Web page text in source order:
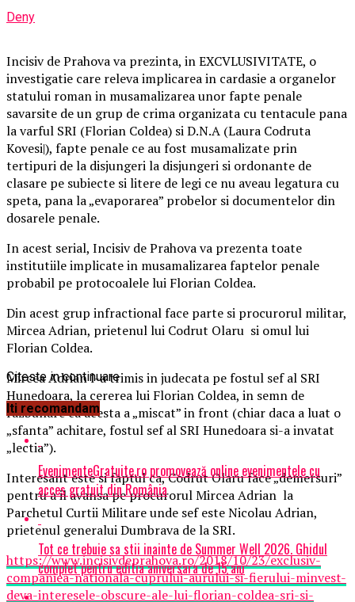
Deny
Incisiv de Prahova va prezinta, in EXCVLUSIVITATE, o
investigatie care releva implicarea in cardasie a organelor
statului roman in musamalizarea unor fapte penale
savarsite de un grup de crima organizata cu tentacule pana
la varful SRI (Florian Coldea) si D.N.A (Laura Codruta
Kovesi|), fapte penale ce au fost musamalizate prin
tertipuri de la disjungeri la disjungeri si ordonante de
clasare pe subiecte si litere de legi ce nu aveau legatura cu
speta, pana la „evaporarea” probelor si documentelor din
dosarele penale.
In acest serial, Incisiv de Prahova va prezenta toate
institutiile implicate in musamalizarea faptelor penale
probabil pe protocoalele lui Florian Coldea.
Din acest grup infractional face parte si procurorul militar,
Mircea Adrian, prietenul lui Codrut Olaru si omul lui
Florian Coldea.
Mircea Adrian l-a trimis in judecata pe fostul sef al SRI
Hunedoara, la cererea lui Florian Coldea, in semn de
razbunare ca acesta a „miscat” in front (chiar daca a luat o
„sfanta” achitare, fostul sef al SRI Hunedoara si-a invatat
„lectia”).
Interesant este si faptul ca, Codrut Olaru face „demersuri”
pentru a il avansa pe procurorul Mircea Adrian la
Parchetul Curtii Militare unde sef este Nicolau Adrian,
prietenul generalui Dumbrava de la SRI.
https://www.incisivdeprahova.ro/2018/10/23/exclusiv-
companiea-nationala-cuprului-aurului-si-fierului-minvest-
deva-interesele-obscure-ale-lui-florian-coldea-sri-si-
Citeste in continuare
Iti recomandam
EvenimenteGratuite.ro promovează online evenimentele cu
acces gratuit din România
Tot ce trebuie sa stii inainte de Summer Well 2026. Ghidul
complet pentru editia aniversara de 15 ani